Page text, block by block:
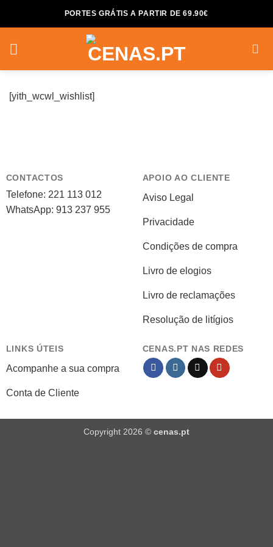
PORTES GRÁTIS A PARTIR DE 69.90€
[yith_wcwl_wishlist]
CONTACTOS
Telefone: 221 113 012
WhatsApp: 913 237 955
APOIO AO CLIENTE
Aviso Legal
Privacidade
Condições de compra
Livro de elogios
Livro de reclamações
Resolução de litígios
LINKS ÚTEIS
Acompanhe a sua compra
Conta de Cliente
CENAS.PT NAS REDES
Copyright 2026 © cenas.pt